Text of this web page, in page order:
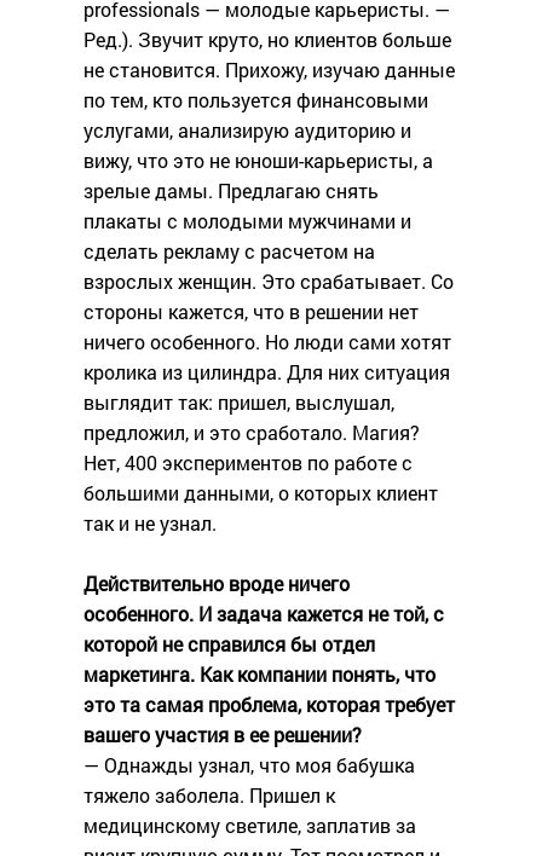
professionals — молодые карьеристы. —
Ред.). Звучит круто, но клиентов больше
не становится. Прихожу, изучаю данные
по тем, кто пользуется финансовыми
услугами, анализирую аудиторию и
вижу, что это не юноши-карьеристы, а
зрелые дамы. Предлагаю снять
плакаты с молодыми мужчинами и
сделать рекламу с расчетом на
взрослых женщин. Это срабатывает. Со
стороны кажется, что в решении нет
ничего особенного. Но люди сами хотят
кролика из цилиндра. Для них ситуация
выглядит так: пришел, выслушал,
предложил, и это сработало. Магия?
Нет, 400 экспериментов по работе с
большими данными, о которых клиент
так и не узнал.
Действительно вроде ничего
особенного. И задача кажется не той, с
которой не справился бы отдел
маркетинга. Как компании понять, что
это та самая проблема, которая требует
вашего участия в ее решении?
— Однажды узнал, что моя бабушка
тяжело заболела. Пришел к
медицинскому светиле, заплатив за